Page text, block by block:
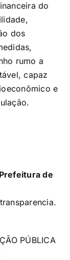
do
dos
rumo a
capaz
e
de
.
PÚBLICA